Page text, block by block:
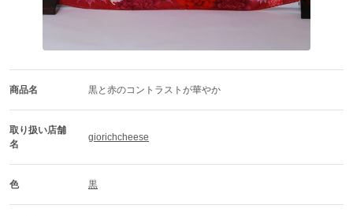
商品名 黒と赤のコントラストが華やか
取り扱い店舗
名
giorichcheese
色 黒